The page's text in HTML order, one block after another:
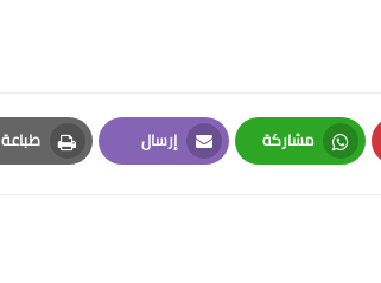
مشاركة
Whatsapp
إرسال
Email
طباعة
Print